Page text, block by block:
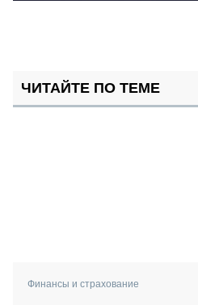
ЧИТАЙТЕ ПО ТЕМЕ
Финансы и страхование